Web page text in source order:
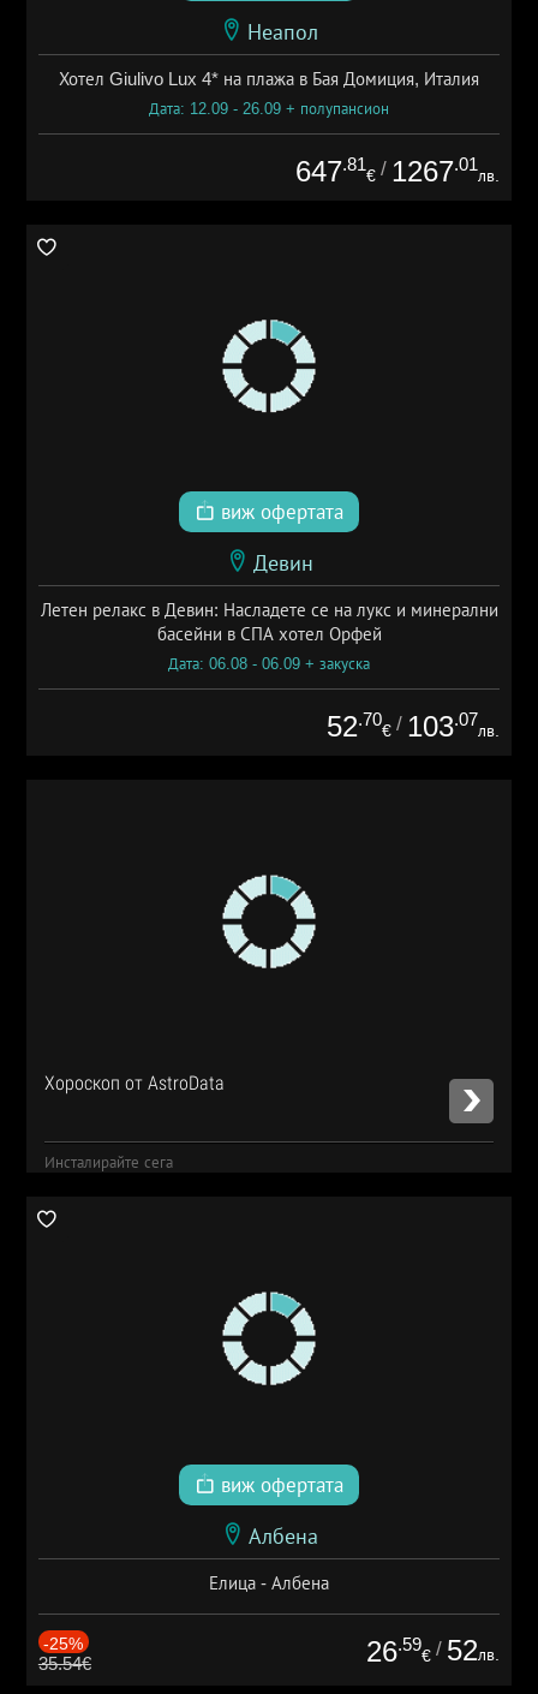
Неапол
Хотел Giulivo Lux 4* на плажа в Бая Домиция, Италия
Дата: 12.09 - 26.09 + полупансион
647.81
€ / 1267.01
лв.
виж офертата
Девин
Летен релакс в Девин: Насладете се на лукс и минерални
басейни в СПА хотел Орфей
Дата: 06.08 - 06.09 + закуска
52.70
€ / 103.07
лв.
Хороскоп от AstroData
Инсталирайте сега
виж офертата
Албена
Елица - Албена
-25%
35.54€ 26.59
€ / 52лв.